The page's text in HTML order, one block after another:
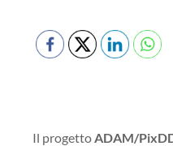
Il progettoADAM/